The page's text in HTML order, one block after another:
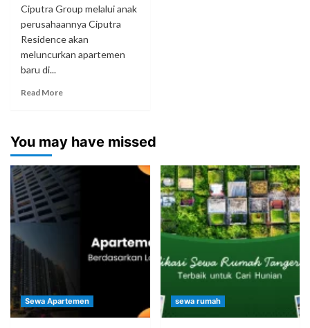
Ciputra Group melalui anak
perusahaannya Ciputra
Residence akan
meluncurkan apartemen
baru di...
Read More
You may have missed
Sewa Apartemen sewa rumah